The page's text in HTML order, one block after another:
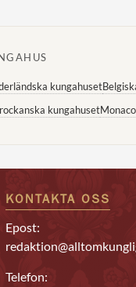
kungahuset
kungahuset
KONTAKTA OSS
Epost:
Telefon: